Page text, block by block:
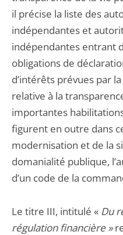
il précise la liste des
indépendantes et
indépendantes entrant
obligations de
d’intérêts prévues par
relative à la
importantes
figurent en outre dans
modernisation et de la
domanialité publique,
d’un code de la
Le titre III, intitulé « Du
régulation financière »